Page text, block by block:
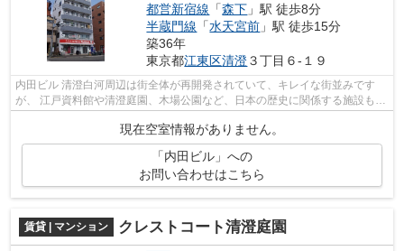
都営新宿線 「森下 」駅 徒歩8分
半蔵門線 「水天宮前 」駅 徒歩15分
築36年
東京都江東区清澄３丁目６-１９
内田ビル 清澄白河周辺は街全体が再開発されていて、キレイな街並みです
が、 江戸資料館や清澄庭園、木場公園など、日本の歴史に関係する施設も多
く、自然も豊かなエリアです。 清澄...
現在空室情報がありません。
「内田ビル」への
お問い合わせはこちら
賃貸 | マンション クレストコート清澄庭園